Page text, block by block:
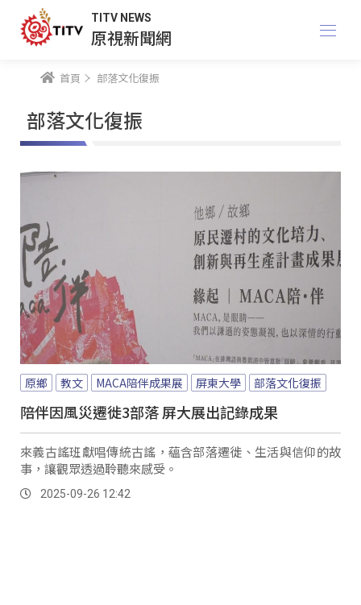
TITV NEWS
原視新聞網
首頁 部落文化復振
部落文化復振
原鄉 教文 MACA陪伴成果展 屏東大學 部落文化復振
陪伴因風災遷徙3部落 屏大展出記錄成果
來義古謠班獻唱傳統古謠，蘊含部落遷徙、生活與信仰的故
事，讓觀眾透過聆聽來感受。
2025-09-26 12:42